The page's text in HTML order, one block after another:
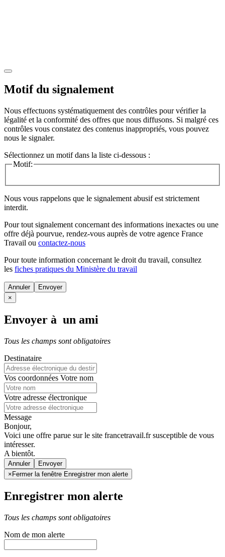
Motif du signalement
Nous effectuons systématiquement des contrôles pour vérifier la
légalité et la conformité des offres que nous diffusons. Si malgré ces
contrôles vous constatez des contenus inappropriés, vous pouvez
nous le signaler.
Sélectionnez un motif dans la liste ci-dessous :
Motif:
Nous vous rappelons que le signalement abusif est strictement
interdit.
Pour tout signalement concernant des informations inexactes ou une
offre déjà pourvue, rendez-vous auprès de votre agence France
Travail ou contactez-nous
Pour toute information concernant le droit du travail, consultez
les fiches pratiques du Ministère du travail
Annuler
×
Envoyer à un ami
Tous les champs sont obligatoires
Destinataire
Vos coordonnées Votre nom
Votre adresse électronique
Message
Bonjour,
Voici une offre parue sur le site francetravail.fr susceptible de vous
intéresser.
A bientôt.
Annuler
× Fermer la fenêtre Enregistrer mon alerte
Enregistrer mon alerte
Tous les champs sont obligatoires
Nom de mon alerte